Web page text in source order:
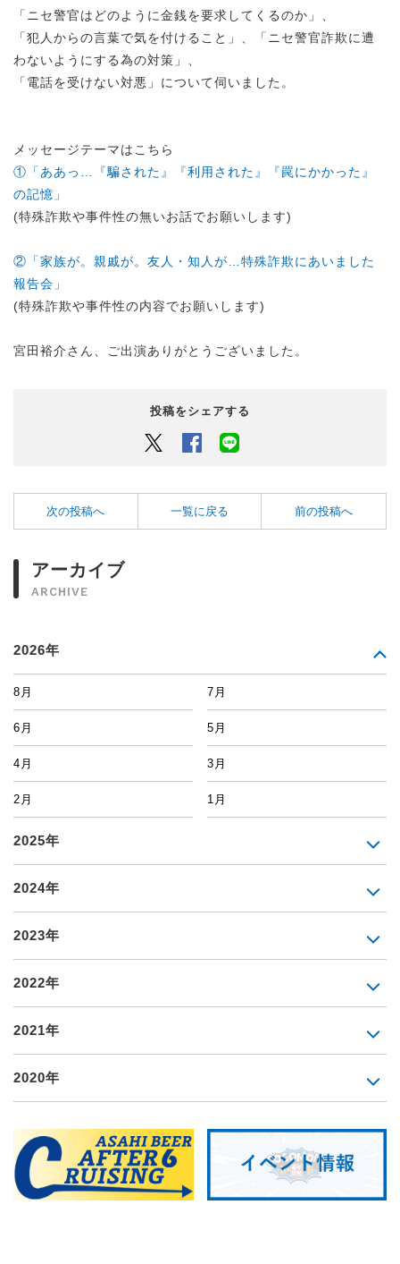
「ニセ警官はどのように金銭を要求してくるのか」、
「犯人からの言葉で気を付けること」、「ニセ警官詐欺に遭
わないようにする為の対策」、
「電話を受けない対悪」について伺いました。
メッセージテーマはこちら
①「ああっ…『騙された』『利用された』『罠にかかった』
の記憶」
(特殊詐欺や事件性の無いお話でお願いします)
②「家族が。親戚が。友人・知人が…特殊詐欺にあいました
報告会」
(特殊詐欺や事件性の内容でお願いします)
宮田裕介さん、ご出演ありがとうございました。
投稿をシェアする
Twitter Facebook
次の投稿へ 一覧に戻る 前の投稿へ
アーカイブ
ARCHIVE
2026年
8月 7月
6月 5月
4月 3月
2月 1月
2025年
2024年
2023年
2022年
2021年
2020年